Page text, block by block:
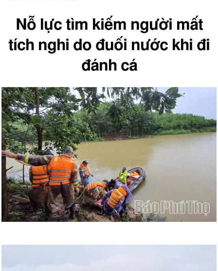
Nỗ lực tìm kiếm người mất
tích nghi do đuối nước khi đi
đánh cá